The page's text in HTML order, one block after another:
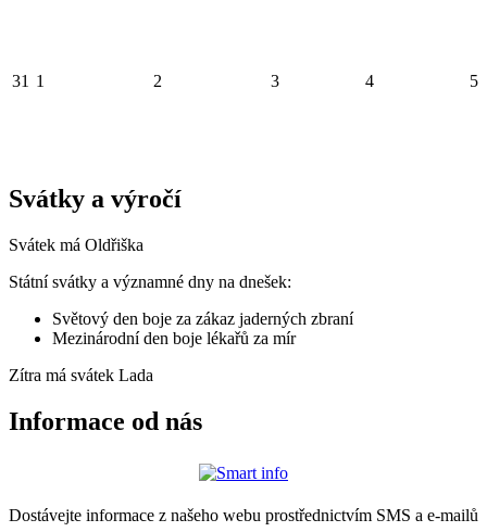
31 1 2 3 4 5
Svátky a výročí
Svátek má Oldřiška
Státní svátky a významné dny na dnešek:
Světový den boje za zákaz jaderných zbraní
Mezinárodní den boje lékařů za mír
Zítra má svátek Lada
Informace od nás
Dostávejte informace z našeho webu prostřednictvím SMS a e-mailů